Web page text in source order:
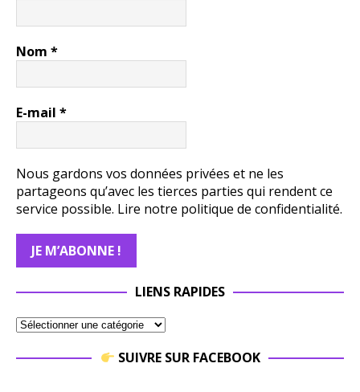
Nom *
E-mail *
Nous gardons vos données privées et ne les
partageons qu’avec les tierces parties qui rendent ce
service possible. Lire notre politique de confidentialité.
LIENS RAPIDES
SUIVRE SUR FACEBOOK